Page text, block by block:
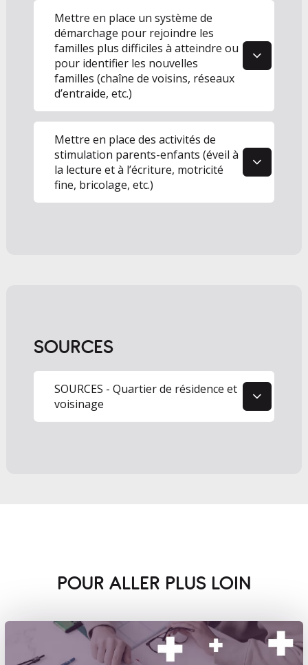
4
Mettre en place un système de
démarchage pour rejoindre les
familles plus difficiles à atteindre ou
pour identifier les nouvelles
familles (chaîne de voisins, réseaux
d’entraide, etc.)
5
Mettre en place des activités de
stimulation parents-enfants (éveil à
la lecture et à l’écriture, motricité
fine, bricolage, etc.)
SOURCES
SOURCES - Quartier de résidence et
voisinage
POUR ALLER PLUS LOIN